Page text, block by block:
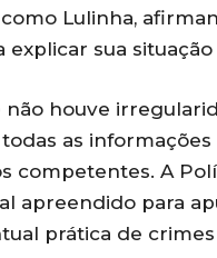
Lulinha,
sua
não houve
as
competentes. A
apreendido para
prática de